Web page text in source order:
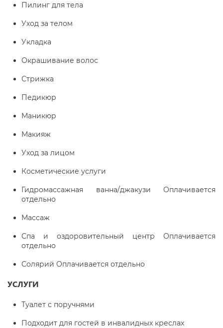
Пилинг для тела
Уход за телом
Укладка
Окрашивание волос
Стрижка
Педикюр
Маникюр
Макияж
Уход за лицом
Косметические услуги
Гидромассажная ванна/джакузи Оплачивается
отдельно
Массаж
Спа и оздоровительный центр Оплачивается
отдельно
Солярий Оплачивается отдельно
УСЛУГИ
Туалет с поручнями
Подходит для гостей в инвалидных креслах